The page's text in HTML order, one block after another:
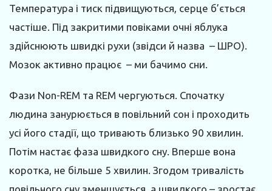
Температура і тиск підвищуються, серце б’ється
частіше. Під закритими повіками очні яблука
здійснюють швидкі рухи (звідси й назва – ШРО).
Мозок активно працює – ми бачимо сни.
Фази Non-REM та REM чергуються. Спочатку
людина занурюється в повільний сон і проходить
усі його стадії, що тривають близько 90 хвилин.
Потім настає фаза швидкого сну. Вперше вона
коротка, не більше 5 хвилин. Згодом тривалість